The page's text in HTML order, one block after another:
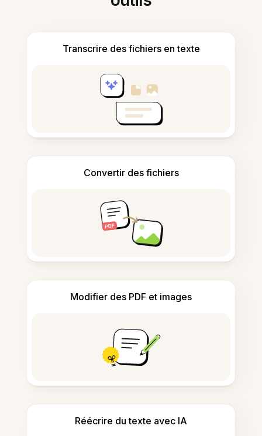
Transcrire des fichiers en texte
Convertir des fichiers
Modifier des PDF et images
Réécrire du texte avec IA